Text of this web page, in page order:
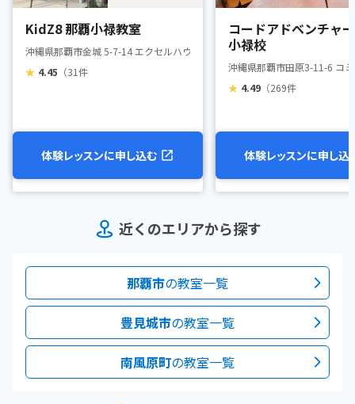
KidZ8 那覇小禄教室
沖縄県那覇市金城 5-7-14 エクセルハウス2F-A
★ 4.45 （31件
体験レッスンに申し込む
コードアドベンチャ
小禄校
沖縄県那覇市田原3-11-6 コ
★ 4.49 （269件
体験レッスンに申し込
近くのエリアから探す
那覇市の教室一覧
豊見城市の教室一覧
南風原町の教室一覧